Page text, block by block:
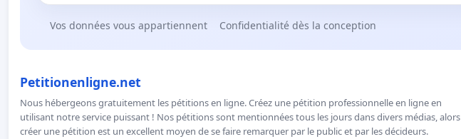
Vos données vous appartiennent Confidentialité dès la conception
Petitionenligne.net
Nous hébergeons gratuitement les pétitions en ligne. Créez une pétition professionnelle en ligne en
utilisant notre service puissant ! Nos pétitions sont mentionnées tous les jours dans divers médias, alors
créer une pétition est un excellent moyen de se faire remarquer par le public et par les décideurs.